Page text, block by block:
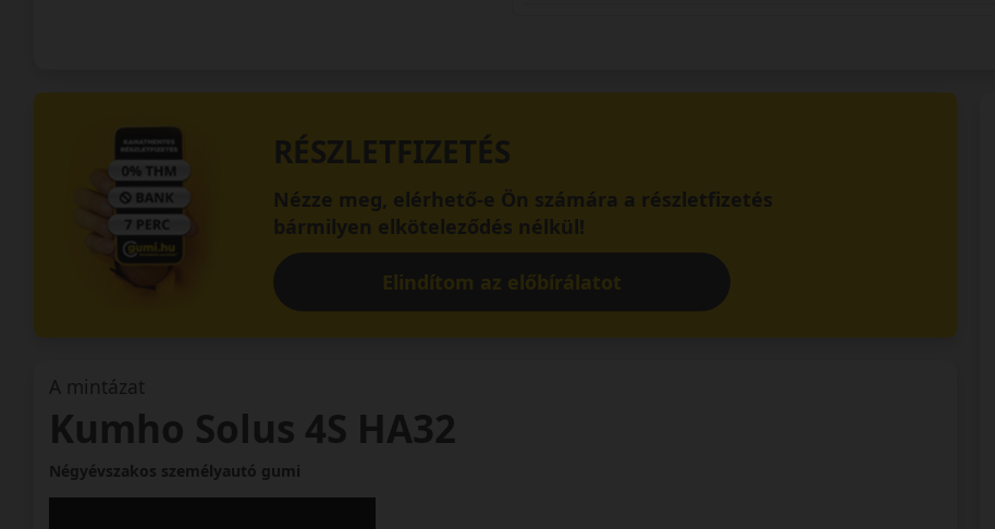
RÉSZLETFIZETÉS
Nézze meg, elérhető-e Ön számára a részletfizetés
bármilyen elköteleződés nélkül!
Elindítom az előbírálatot
A mintázat
Kumho Solus 4S HA32
Négyévszakos személyautó gumi